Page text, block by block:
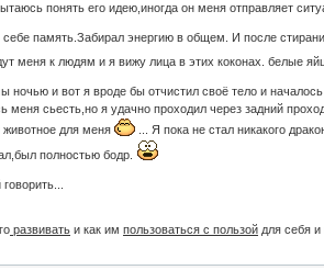
понять его идею,иногда он меня отправляет
память.Забирал энергию в общем. И после
меня к людям и я вижу лица в этих коконах. белые
и вот я вроде бы отчистил своё тело и началось
меня сьесть,но я удачно проходил через задний
животное для меня
... Я пока не стал никакого
полностью бодр.
развивать и как импользоваться с пользой для себя